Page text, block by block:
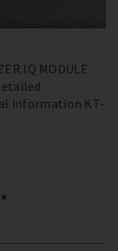
IQ MODULE
information KT-